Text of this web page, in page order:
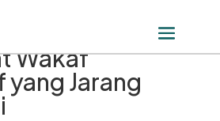
Wakaf
Jarang